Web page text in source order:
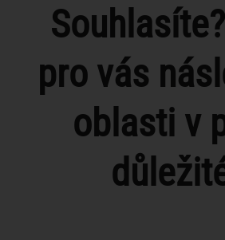
pro vás
oblasti v